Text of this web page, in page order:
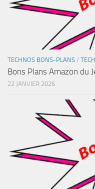
TECHNOS BONS-PLANS /
Bons Plans Amazon du
22 JANVIER 2026